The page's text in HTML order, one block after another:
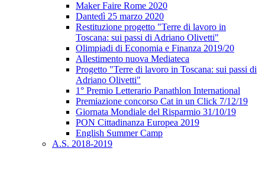
Maker Faire Rome 2020
Dantedì 25 marzo 2020
Restituzione progetto "Terre di lavoro in
Toscana: sui passi di Adriano Olivetti"
Olimpiadi di Economia e Finanza 2019/20
Allestimento nuova Mediateca
Progetto "Terre di lavoro in Toscana: sui passi di
Adriano Olivetti"
1° Premio Letterario Panathlon International
Premiazione concorso Cat in un Click 7/12/19
Giornata Mondiale del Risparmio 31/10/19
PON Cittadinanza Europea 2019
English Summer Camp
A.S. 2018-2019